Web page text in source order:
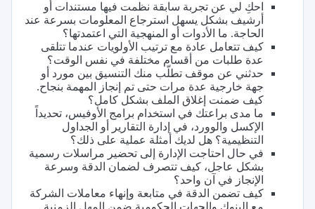
احكِ لي عن تجربة سابقة نظمت فيها مستندات أو
أرشيف بشكل يسهل استرجاع المعلومات بسرعة عند
الحاجة. ما الأدوات أو المنهجية التي اعتمدتها؟
كيف تتعامل عادة مع ترتيب الأولويات عندما تتلقى
عدة طلبات من أقسام مختلفة في نفس الوقت؟
حدثني عن موقف تطلّب منك التنسيق بين مورد أو
جهة خارجية عدة مرات حتى تم إنجاز المهمة بنجاح.
كيف ضمنت إغلاق الملف بشكل كامل؟
ما مدى براعتك في استخدام برامج الأوفيس، تحديداً
الإكسل والوورد، في إدارة التقارير أو الجداول
التنظيمية؟ هل لديك أمثلة عملية على ذلك؟
في حال احتاجت الإدارة إلى تحضير مراسلات رسمية
بشكل عاجل، كيف تتصرف لضمان الدقة وسرعة
الإنجاز في آن واحد؟
كيف تضمن الدقة في متابعة وإنهاء معاملات الشركة